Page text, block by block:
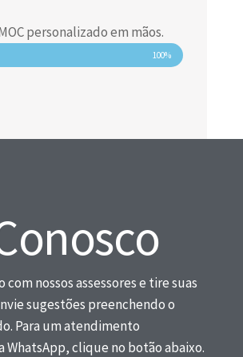
personalizado em mãos.
100%
nossos assessores e tire suas
sugestões preenchendo o
Para um atendimento
WhatsApp, clique no botão abaixo.